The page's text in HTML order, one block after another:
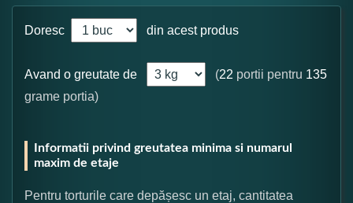
Doresc din acest produs
Avand o greutate de (22 portii pentru 135
grame portia)
Informatii privind greutatea minima si numarul
maxim de etaje
Pentru torturile care depășesc un etaj, cantitatea